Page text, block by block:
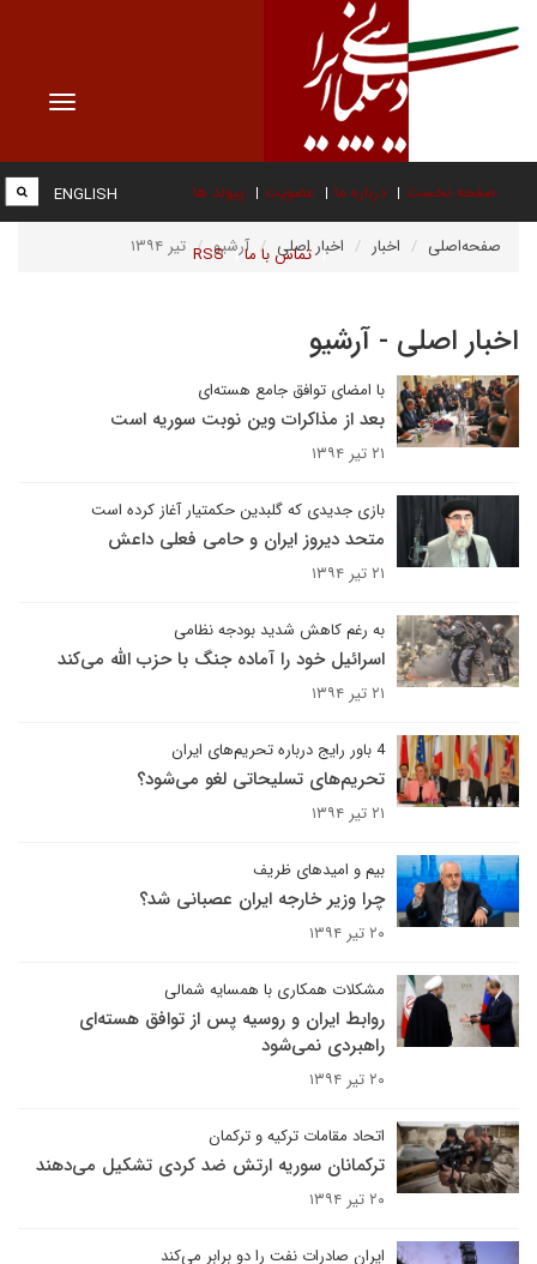
Toggle
صفحه نخست درباره ما عضویت پیوند ها
تماس با ما RSS
ENGLISH
صفحه‌اصلی اخبار اخبار اصلی آرشیو تیر ۱۳۹۴
اخبار اصلی - آرشیو
با امضای توافق جامع هسته‌ای
بعد از مذاکرات وین نوبت سوریه است
۲۱ تیر ۱۳۹۴
بازی جدیدی که گلبدین حکمتیار آغاز کرده است
متحد دیروز ایران و حامی فعلی داعش
۲۱ تیر ۱۳۹۴
به رغم کاهش شدید بودجه نظامی
اسرائیل خود را آماده جنگ با حزب الله می‌کند
۲۱ تیر ۱۳۹۴
4 باور رایج درباره تحریم‌های ایران
تحریم‌های تسلیحاتی لغو می‌شود؟
۲۱ تیر ۱۳۹۴
بیم و امیدهای ظریف
چرا وزیر خارجه ایران عصبانی شد؟
۲۰ تیر ۱۳۹۴
مشکلات همکاری با همسایه شمالی
روابط ایران و روسیه پس از توافق هسته‌ای
راهبردی نمی‌شود
۲۰ تیر ۱۳۹۴
اتحاد مقامات ترکیه و ترکمان
ترکمانان سوریه ارتش ضد کردی تشکیل می‌دهند
۲۰ تیر ۱۳۹۴
ایران صادرات نفت را دو برابر می‌کند